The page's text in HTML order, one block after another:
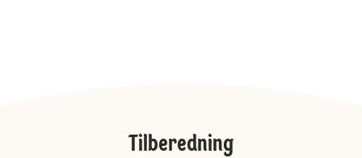
Tilberedning